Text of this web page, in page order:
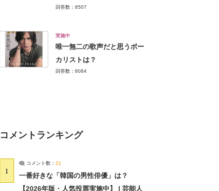
回答数：8507
実施中
唯一無二の歌声だと思うボー
カリストは？
回答数：8084
コメントランキング
1
コメント数： 21
一番好きな「韓国の男性俳優」は？
【2026年版・人気投票実施中】 | 芸能人